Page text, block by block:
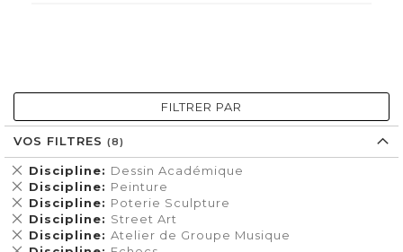
FILTRER PAR
VOS FILTRES
Discipline Dessin Académique
Supprimer
cet
Élément
Discipline Peinture
Supprimer
cet
Élément
Discipline Poterie Sculpture
Supprimer
cet
Élément
Discipline Street Art
Supprimer
cet
Discipline Atelier de Groupe Musique
Supprimer